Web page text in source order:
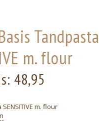
Tandpasta
m. flour
48,95
m. flour